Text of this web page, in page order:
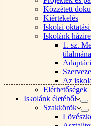
Közzétett
Kiértékelés
Iskolai
Iskolánk
1. sz.
Az
Elérhetőségek
Iskolánk életéből
Szakkörök